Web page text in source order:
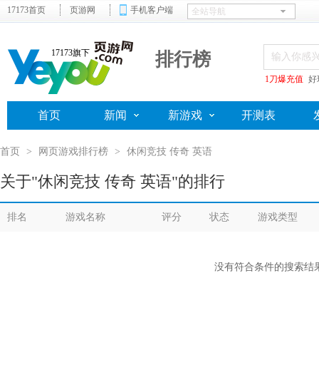
17173首页 页游网 手机客户端
17173旗下 排行榜
1刀爆充值 好
首页 新闻 新游戏 开测表
首页 > 网页游戏排行榜 > 休闲竞技 传奇 英语
关于"休闲竞技 传奇 英语"的排行
排名 游戏名称 评分 状态 游戏类型
没有符合条件的搜索结